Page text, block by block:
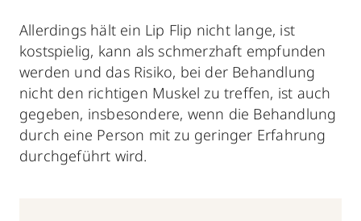
Allerdings hält ein Lip Flip nicht lange, ist
kostspielig, kann als schmerzhaft empfunden
werden und das Risiko, bei der Behandlung
nicht den richtigen Muskel zu treffen, ist auch
gegeben, insbesondere, wenn die Behandlung
durch eine Person mit zu geringer Erfahrung
durchgeführt wird.